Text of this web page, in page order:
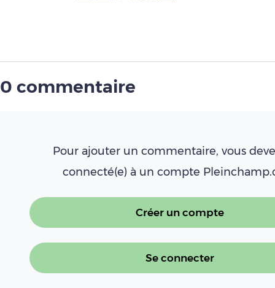
0 commentaire
Pour ajouter un commentaire, vous
connecté(e) à un compte
Créer un compte
Se connecter